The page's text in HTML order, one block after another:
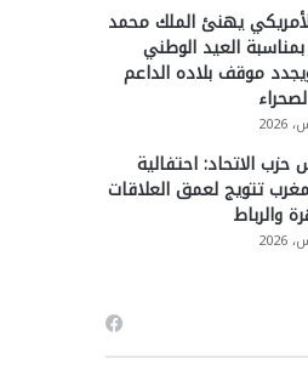
يهنئ الملك محمد
العيد الوطني
موقف بلاده الداعم
حزب الاتحاد: احتفالية
تتويج لعمق العلاقات
والرباط